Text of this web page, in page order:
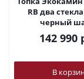
RB два
черный
142 990
В